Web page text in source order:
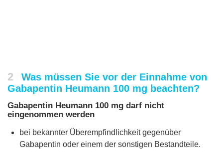
2
Was müssen Sie vor der Einnahme von
Gabapentin Heumann 100 mg beachten?
Gabapentin Heumann 100 mg darf nicht
eingenommen werden
bei bekannter Überempfindlichkeit gegenüber
Gabapentin oder einem der sonstigen Bestandteile.